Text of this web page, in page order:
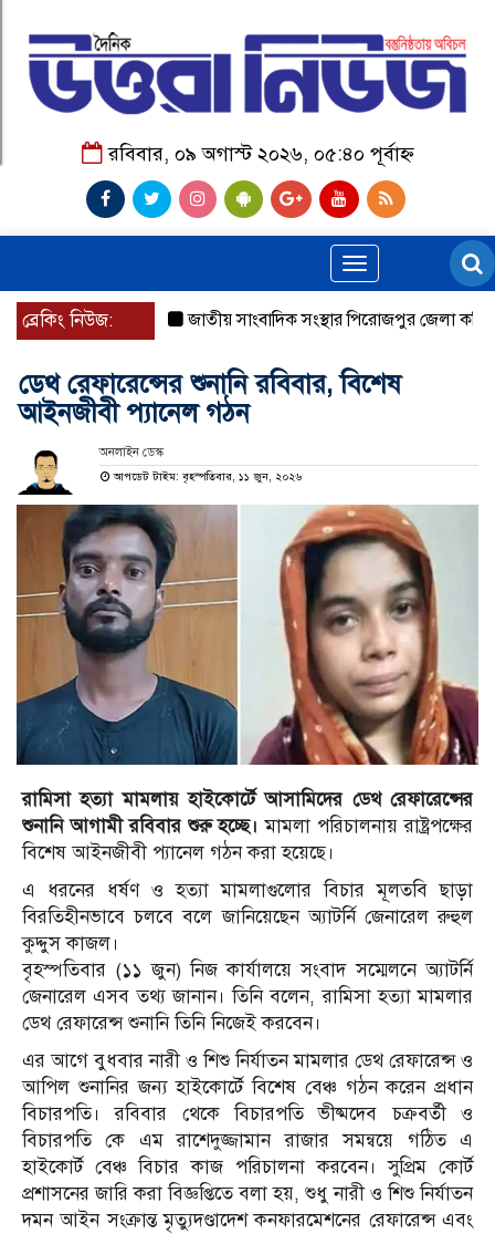
রবিবার, ০৯ অগাস্ট ২০২৬, ০৫:৪০ পূর্বাহ্ন
Toggle
navigation
ব্রেকিং নিউজ: জাতীয় সাংবাদিক সংস্থার পিরোজপুর জেলা কমিটি
ডেথ রেফারেন্সের শুনানি রবিবার, বিশেষ
আইনজীবী প্যানেল গঠন
অনলাইন ডেস্ক
আপডেট টাইম: বৃহস্পতিবার, ১১ জুন, ২০২৬
রামিসা হত্যা মামলায় হাইকোর্টে আসামিদের ডেথ রেফারেন্সের
শুনানি আগামী রবিবার শুরু হচ্ছে। মামলা পরিচালনায় রাষ্ট্রপক্ষের
বিশেষ আইনজীবী প্যানেল গঠন করা হয়েছে।
এ ধরনের ধর্ষণ ও হত্যা মামলাগুলোর বিচার মূলতবি ছাড়া
বিরতিহীনভাবে চলবে বলে জানিয়েছেন অ্যাটর্নি জেনারেল রুহুল
কুদ্দুস কাজল।
বৃহস্পতিবার (১১ জুন) নিজ কার্যালয়ে সংবাদ সম্মেলনে অ্যাটর্নি
জেনারেল এসব তথ্য জানান। তিনি বলেন, রামিসা হত্যা মামলার
ডেথ রেফারেন্স শুনানি তিনি নিজেই করবেন।
এর আগে বুধবার নারী ও শিশু নির্যাতন মামলার ডেথ রেফারেন্স ও
আপিল শুনানির জন্য হাইকোর্টে বিশেষ বেঞ্চ গঠন করেন প্রধান
বিচারপতি। রবিবার থেকে বিচারপতি ভীষ্মদেব চক্রবর্তী ও
বিচারপতি কে এম রাশেদুজ্জামান রাজার সমন্বয়ে গঠিত এ
হাইকোর্ট বেঞ্চ বিচার কাজ পরিচালনা করবেন। সুপ্রিম কোর্ট
প্রশাসনের জারি করা বিজ্ঞপ্তিতে বলা হয়, শুধু নারী ও শিশু নির্যাতন
দমন আইন সংক্রান্ত মৃত্যুদণ্ডাদেশ কনফারমেশনের রেফারেন্স এবং